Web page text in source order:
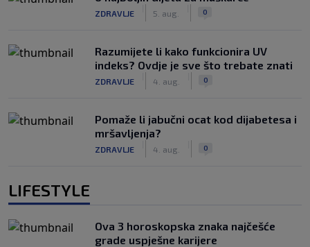
ZDRAVLJE 5. aug. 0
Razumijete li kako funkcionira UV
indeks? Ovdje je sve što trebate znati
ZDRAVLJE 4. aug. 0
Pomaže li jabučni ocat kod dijabetesa i
mršavljenja?
ZDRAVLJE 4. aug. 0
LIFESTYLE
Ova 3 horoskopska znaka najčešće
grade uspješne karijere